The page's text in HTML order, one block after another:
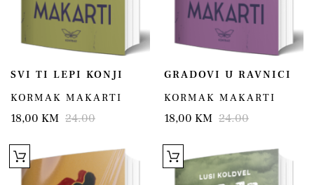
SVI TI LEPI KONJI
KORMAK MAKARTI
18,00 KM 24.00
GRADOVI U RAVNICI
KORMAK MAKARTI
18,00 KM 24.00